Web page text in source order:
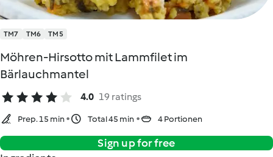
TM7 TM6 TM5
Möhren-Hirsotto mit Lammfilet im
Bärlauchmantel
4.0 19 ratings
Prep. 15 min Total 45 min 4 Portionen
Sign up for free